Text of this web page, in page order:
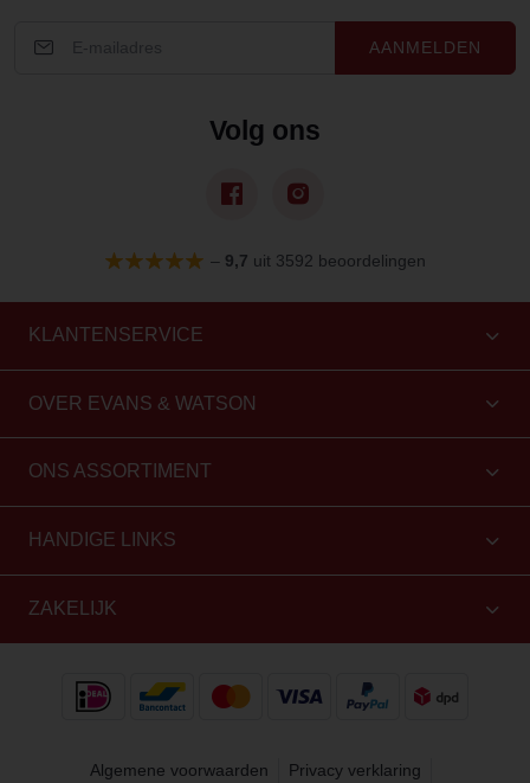
AANMELDEN
Volg ons
– 9,7 uit 3592 beoordelingen
KLANTENSERVICE
OVER EVANS & WATSON
ONS ASSORTIMENT
HANDIGE LINKS
ZAKELIJK
Algemene voorwaarden Privacy verklaring